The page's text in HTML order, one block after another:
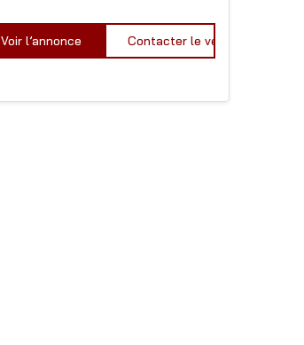
Voir l’annonce Contacter le vendeur